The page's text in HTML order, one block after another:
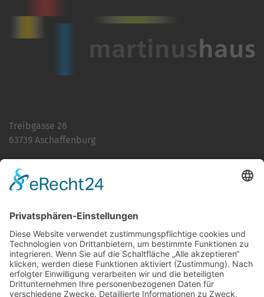
Treibgasse 26
63739 Aschaffenburg
E-Mailinfo@martinushaus.de
Mo?Fr8.30 ? 12.00 Uhr
Mo?Do13.00 ? 16.00 Uhr